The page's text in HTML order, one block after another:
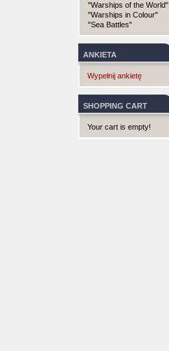
"Warships of the World"
"Warships in Colour"
"Sea Battles"
ANKIETA
Wypełnij ankietę
SHOPPING CART
Your cart is empty!